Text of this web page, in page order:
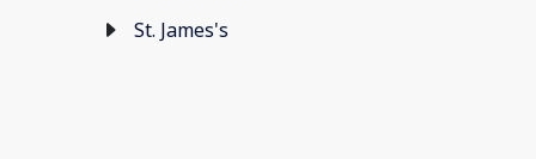
St. James's